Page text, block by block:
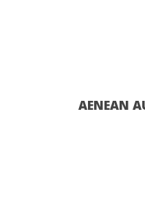
AENEAN